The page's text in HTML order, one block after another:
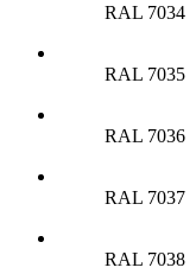
RAL 7034
RAL 7035
RAL 7036
RAL 7037
RAL 7038